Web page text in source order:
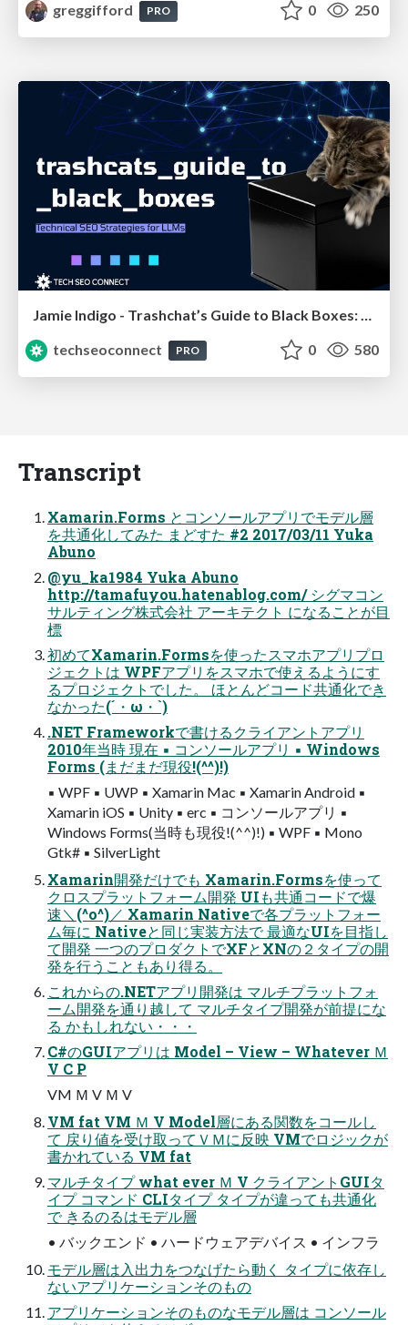
greggifford
PRO 0 250
Jamie Indigo - Trashchat’s Guide to Black Boxes: Technical SEO Tactics for LLMs
techseoconnect
PRO 0 580
Transcript
Xamarin.Forms とコンソールアプリでモデル層
を共通化してみた まどすた #2 2017/03/11 Yuka
Abuno
@yu_ka1984 Yuka Abuno
http://tamafuyou.hatenablog.com/ シグマコン
サルティング株式会社 アーキテクト になることが目
標
初めてXamarin.Formsを使ったスマホアプリプロ
ジェクトは WPFアプリをスマホで使えるようにす
るプロジェクトでした。 ほとんどコード共通化でき
なかった(´・ω・`)
.NET Frameworkで書けるクライアントアプリ
2010年当時 現在 ▪ コンソールアプリ ▪ Windows
Forms (まだまだ現役!(^^)!)
▪ WPF ▪ UWP ▪ Xamarin Mac ▪ Xamarin Android ▪
Xamarin iOS ▪ Unity ▪ erc ▪ コンソールアプリ ▪
Windows Forms(当時も現役!(^^)!) ▪ WPF ▪ Mono
Gtk# ▪ SilverLight
Xamarin開発だけでも Xamarin.Formsを使って
クロスプラットフォーム開発 UIも共通コードで爆
速＼(^o^)／ Xamarin Nativeで各プラットフォー
ム毎に Nativeと同じ実装方法で 最適なUIを目指し
て開発 一つのプロダクトでXFとXNの２タイプの開
発を行うこともあり得る。
これからの.NETアプリ開発は マルチプラットフォ
ーム開発を通り越して マルチタイプ開発が前提にな
る かもしれない・・・
C#のGUIアプリは Model – View – Whatever Ｍ
V C P
VM Ｍ V Ｍ V
VM fat VM Ｍ V Model層にある関数をコールし
て 戻り値を受け取ってＶＭに反映 VMでロジックが
書かれている VM fat
マルチタイプ what ever Ｍ V クライアントGUIタ
イプ コマンド CLIタイプ タイプが違っても共通化
で きるのるはモデル層
• バックエンド • ハードウェアデバイス • インフラ
モデル層は入出力をつなげたら動く タイプに依存し
ないアプリケーションそのもの
アプリケーションそのものなモデル層は コンソール